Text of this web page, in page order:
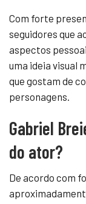
Com forte
seguidores que
aspectos
uma ideia visual
que gostam de
personagens.
Gabriel
do ator?
De acordo com